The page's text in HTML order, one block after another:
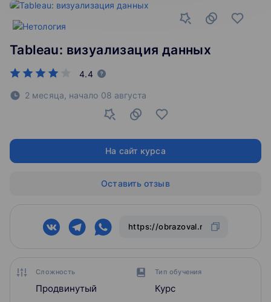
Сложность
Продвинутый
Тип обучения
Курс
Tableau: визуализация данных
4.4
2 месяца, начало 08 августа
На сайт курса
Оставить отзыв